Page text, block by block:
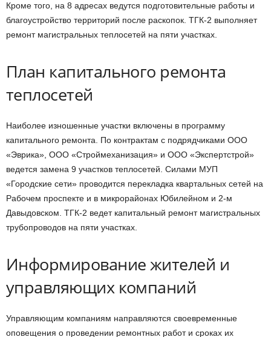
Кроме того, на 8 адресах ведутся подготовительные работы и
благоустройство территорий после раскопок. ТГК-2 выполняет
ремонт магистральных теплосетей на пяти участках.
План капитального ремонта
теплосетей
Наиболее изношенные участки включены в программу
капитального ремонта. По контрактам с подрядчиками ООО
«Эврика», ООО «Строймеханизация» и ООО «Экспертстрой»
ведется замена 9 участков теплосетей. Силами МУП
«Городские сети» проводится перекладка квартальных сетей на
Рабочем проспекте и в микрорайонах Юбилейном и 2-м
Давыдовском. ТГК-2 ведет капитальный ремонт магистральных
трубопроводов на пяти участках.
Информирование жителей и
управляющих компаний
Управляющим компаниям направляются своевременные
оповещения о проведении ремонтных работ и сроках их